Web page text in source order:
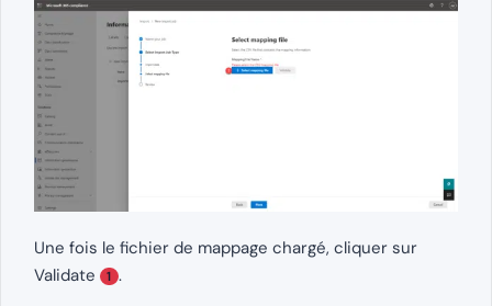
Une fois le fichier de mappage chargé, cliquer sur
Validate
1 .